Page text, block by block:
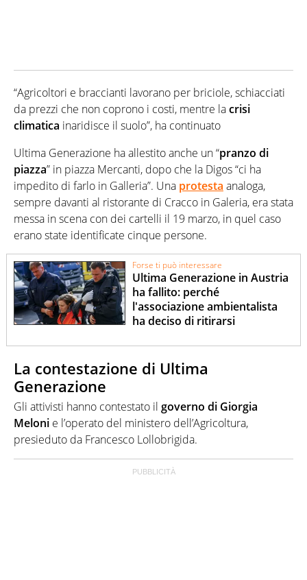
“Agricoltori e braccianti lavorano per briciole, schiacciati
da prezzi che non coprono i costi, mentre lacrisi
climatica inaridisce il suolo”, ha continuato
Ultima Generazione ha allestito anche un “pranzo di
piazza” in piazza Mercanti, dopo che la Digos “ci ha
impedito di farlo in Galleria”. Una protesta analoga,
sempre davanti al ristorante di Cracco in Galeria, era stata
messa in scena con dei cartelli il 19 marzo, in quel caso
erano state identificate cinque persone.
Forse ti può interessare
Ultima Generazione in Austria
ha fallito: perché
l'associazione ambientalista
ha deciso di ritirarsi
La contestazione di Ultima
Generazione
Gli attivisti hanno contestato il governo di Giorgia
Meloni e l’operato del ministero dell’Agricoltura,
presieduto da Francesco Lollobrigida.